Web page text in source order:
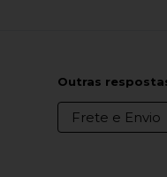
Outras
Frete e Envio